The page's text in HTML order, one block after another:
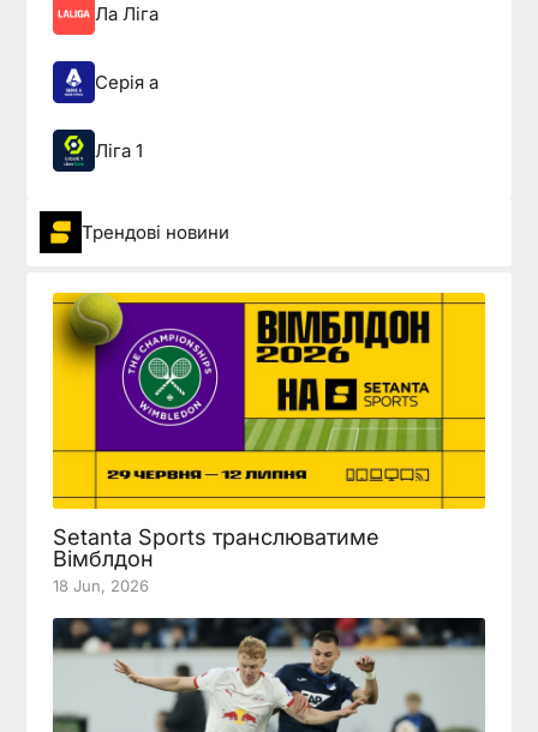
Ла Ліга
Серія а
Ліга 1
Трендові новини
Setanta Sports транслюватиме
Вімблдон
18 Jun, 2026